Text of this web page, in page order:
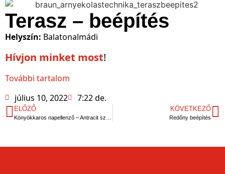
Terasz – beépítés
Helyszín: Balatonalmádi
Hívjon minket most!
További tartalom
július 10, 2022
7:22 de.
ELŐZŐ KÖVETKEZŐ
Redőny beépítés